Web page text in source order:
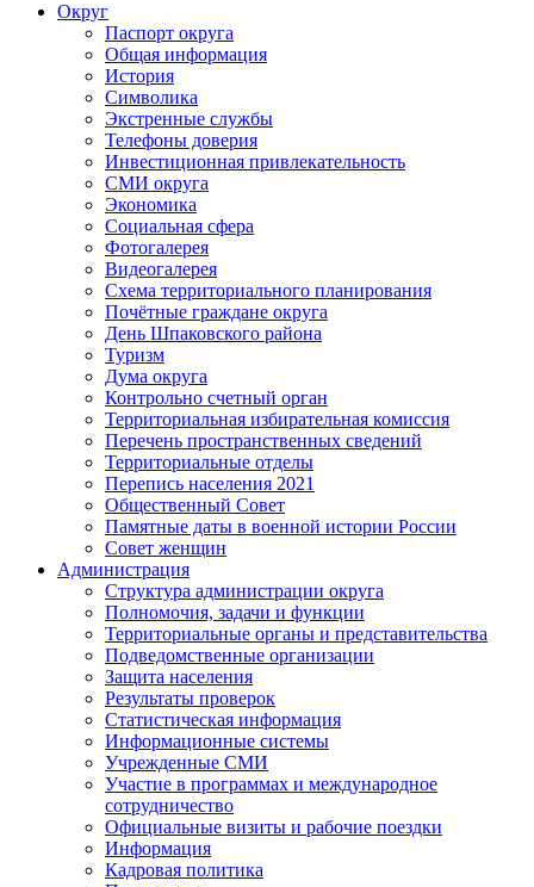
Округ
Паспорт округа
Общая информация
История
Символика
Экстренные службы
Телефоны доверия
Инвестиционная привлекательность
СМИ округа
Экономика
Социальная сфера
Фотогалерея
Видеогалерея
Схема территориального планирования
Почётные граждане округа
День Шпаковского района
Туризм
Дума округа
Контрольно счетный орган
Территориальная избирательная комиссия
Перечень пространственных сведений
Территориальные отделы
Перепись населения 2021
Общественный Совет
Памятные даты в военной истории России
Совет женщин
Администрация
Структура администрации округа
Полномочия, задачи и функции
Территориальные органы и представительства
Подведомственные организации
Защита населения
Результаты проверок
Статистическая информация
Информационные системы
Учрежденные СМИ
Участие в программах и международное
сотрудничество
Официальные визиты и рабочие поездки
Информация
Кадровая политика